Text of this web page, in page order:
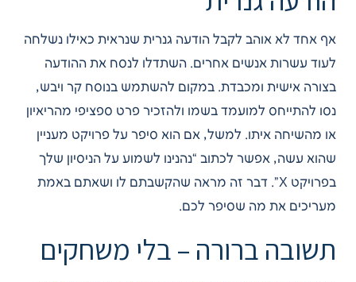
אף אחד לא אוהב לקבל הודעה גנרית שנראית כאילו נשלחה
לעוד עשרות אנשים אחרים. השתדלו לנסח את ההודעה
בצורה אישית ומכבדת. במקום להשתמש בנוסח קר ויבש,
נסו להתייחס למועמד בשמו ולהזכיר פרט ספציפי מהריאיון
או מהשיחה איתו. למשל, אם הוא סיפר על פרויקט מעניין
שהוא עשה, אפשר לכתוב “נהנינו לשמוע על הניסיון שלך
בפרויקט X”. דבר זה מראה שהקשבתם לו ושאתם באמת
מעריכים את מה שסיפר לכם.
תשובה ברורה – בלי משחקים